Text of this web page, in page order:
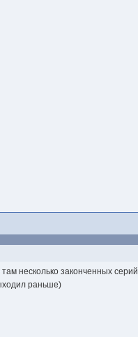
несколько законченных серий
раньше)